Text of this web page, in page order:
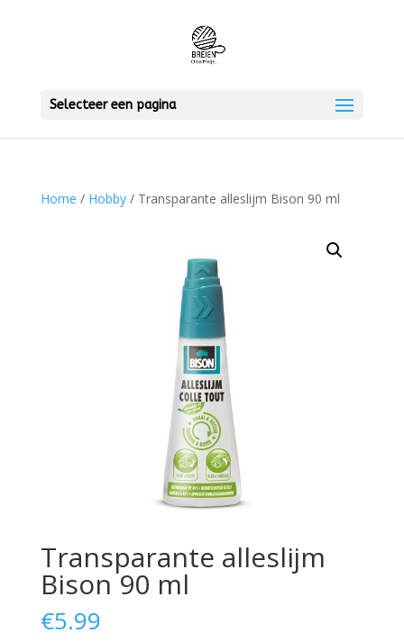
Selecteer een pagina
Home / Hobby/ Transparante alleslijm Bison 90 ml
Transparante alleslijm
Bison 90 ml
€5.99